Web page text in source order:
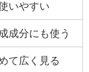
いやすい
成分にも使う
て広く見る